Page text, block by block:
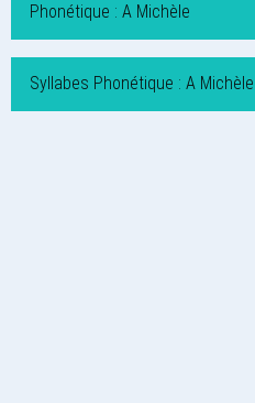
Phonétique : A Michèle
Syllabes Phonétique : A Michèle